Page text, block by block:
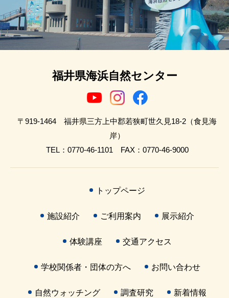
福井県海浜自然センター
〒919-1464 福井県三方上中郡若狭町世久見18-2（食見海
岸）
TEL：0770-46-1101 FAX：0770-46-9000
トップページ
施設紹介 ご利用案内 展示紹介
体験講座 交通アクセス
学校関係者・団体の方へ お問い合わせ
自然ウォッチング 調査研究 新着情報